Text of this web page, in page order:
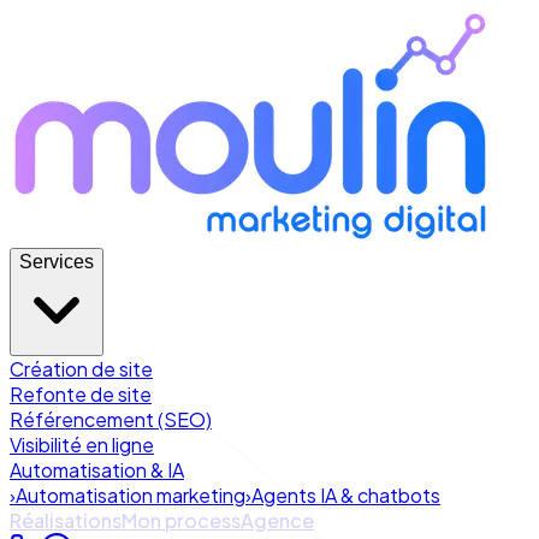
Services
Création de site
Refonte de site
Référencement (SEO)
Visibilité en ligne
Automatisation & IA
›Automatisation marketing›Agents IA & chatbots
RéalisationsMon processAgence